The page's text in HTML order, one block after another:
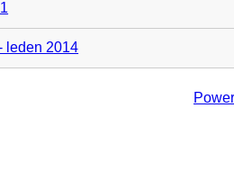
leden 2014